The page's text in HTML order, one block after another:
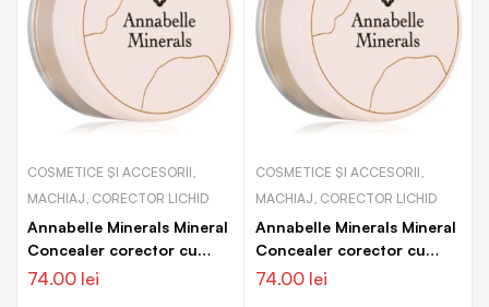
COSMETICE ȘI ACCESORII,
MACHIAJ, CORECTOR LICHID
Annabelle Minerals Mineral
Concealer corector cu
acoperire mare
74.00 lei
COSMETICE ȘI ACCESORII,
MACHIAJ, CORECTOR LICHID
Annabelle Minerals Mineral
Concealer corector cu
acoperire mare
74.00 lei